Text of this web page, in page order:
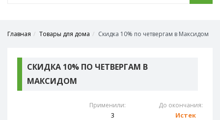
Главная Товары для дома Скидка 10% по четвергам в Максидом
СКИДКА 10% ПО ЧЕТВЕРГАМ В
МАКСИДОМ
Применили:
3
До окончания:
Истек